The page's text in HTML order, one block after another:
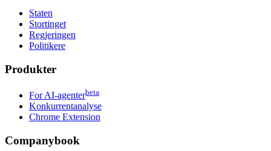
Staten
Stortinget
Regjeringen
Politikere
Produkter
For AI-agenterbeta
Konkurrentanalyse
Chrome Extension
Companybook